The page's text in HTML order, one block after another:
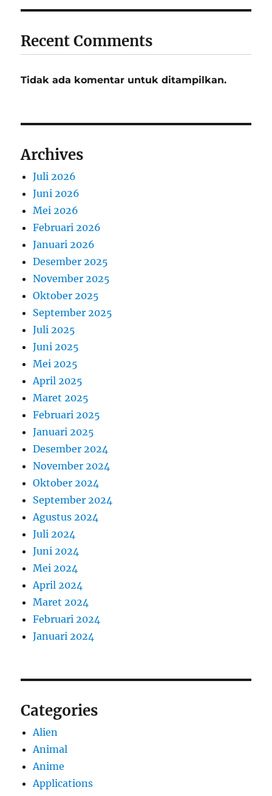
Recent Comments
Tidak ada komentar untuk ditampilkan.
Archives
Juli 2026
Juni 2026
Mei 2026
Februari 2026
Januari 2026
Desember 2025
November 2025
Oktober 2025
September 2025
Juli 2025
Juni 2025
Mei 2025
April 2025
Maret 2025
Februari 2025
Januari 2025
Desember 2024
November 2024
Oktober 2024
September 2024
Agustus 2024
Juli 2024
Juni 2024
Mei 2024
April 2024
Maret 2024
Februari 2024
Januari 2024
Categories
Alien
Animal
Anime
Applications